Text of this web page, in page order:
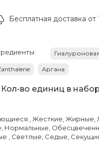
Бесплатная доставка от
Аргана
Кол-во единиц в
, Жесткие, Жирные,
Нормальные,
, Светлые, Седые,